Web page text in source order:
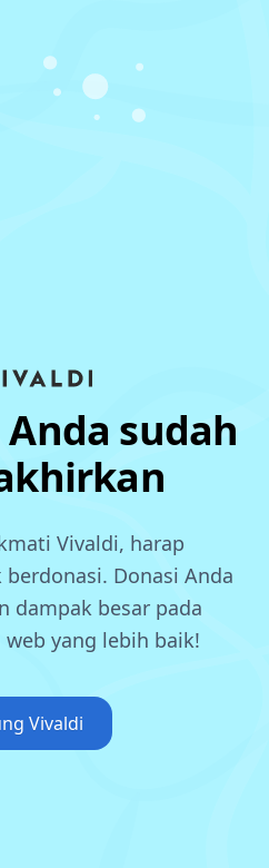
sudah
Vivaldi, harap
Donasi Anda
dampak besar pada
yang lebih baik!
Vivaldi